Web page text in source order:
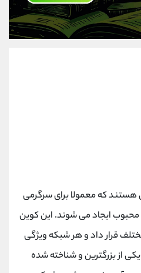
هستند که معمولا برای سرگرمی
محبوب ایجاد می شوند. این کوین
قرار داد و هر شبکه ویژگی
از بزرگترین و شناخته شده
09927779040
شروع گفتگو
@Armteam_admin_por
021-22021030
021-22021040
@alireza.mehrabii
@alirezamehrabi_com
@alirezamehrabi_official